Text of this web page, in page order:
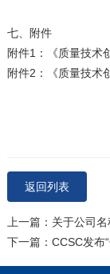
七、附件
附件1：《质量技术
附件2：《质量技术
返回列表
上一篇：关于公司
下一篇：CCSC发布